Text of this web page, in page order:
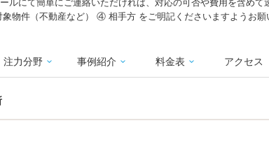
ルにて簡単にご連絡いただければ、対応の可否や費用を含め
物件（不動産など） ④ 相手方 をご明記くださいますようお願
注力分野 事例紹介 料金表 アクセス